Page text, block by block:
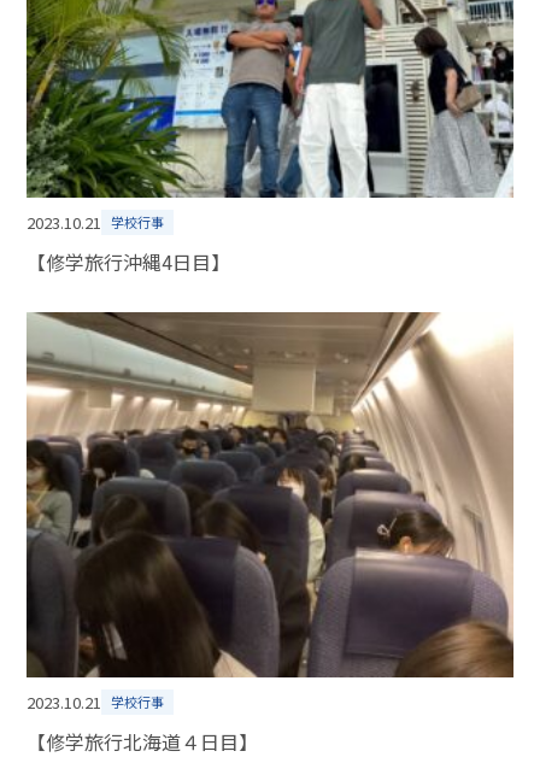
2023.10.21 学校行事
【修学旅行沖縄4日目】
2023.10.21 学校行事
【修学旅行北海道４日目】